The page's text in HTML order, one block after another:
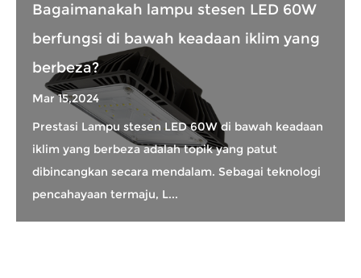
Bagaimanakah lampu stesen LED 60W
berfungsi di bawah keadaan iklim yang
berbeza?
Mar 15,2024
Prestasi Lampu stesen LED 60W di bawah keadaan
iklim yang berbeza adalah topik yang patut
dibincangkan secara mendalam. Sebagai teknologi
pencahayaan termaju, L...